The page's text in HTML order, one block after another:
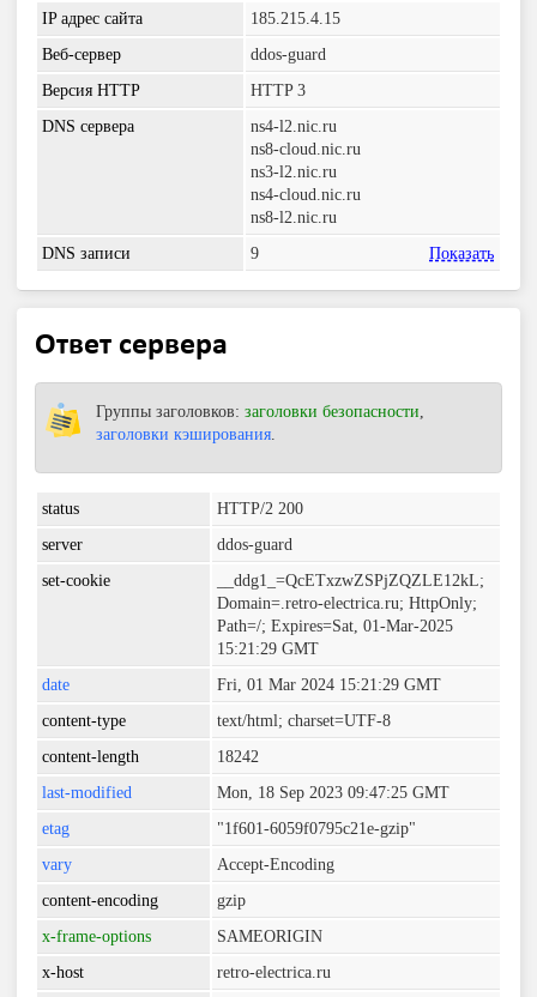
IP адрес сайта
185.215.4.15
Веб-сервер
ddos-guard
Версия HTTP
HTTP 3
DNS сервера
ns4-l2.nic.ru
ns8-cloud.nic.ru
ns3-l2.nic.ru
ns4-cloud.nic.ru
ns8-l2.nic.ru
DNS записи
9 Показать
Ответ сервера
Группы заголовков:заголовки безопасности
заголовки кэширования
status
HTTP/2 200
server
ddos-guard
set-cookie
__ddg1_=QcETxzwZSPjZQZLE12kL;
Domain=.retro-electrica.ru; HttpOnly;
Path=/; Expires=Sat, 01-Mar-2025
15:21:29 GMT
date
Fri, 01 Mar 2024 15:21:29 GMT
content-type
text/html; charset=UTF-8
content-length
18242
last-modified
Mon, 18 Sep 2023 09:47:25 GMT
etag
"1f601-6059f0795c21e-gzip"
vary
Accept-Encoding
content-encoding
gzip
x-frame-options
SAMEORIGIN
x-host
retro-electrica.ru